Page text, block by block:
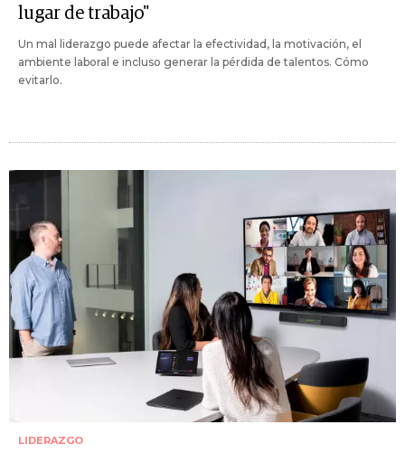
lugar de trabajo"
Un mal liderazgo puede afectar la efectividad, la motivación, el
ambiente laboral e incluso generar la pérdida de talentos. Cómo
evitarlo.
LIDERAZGO